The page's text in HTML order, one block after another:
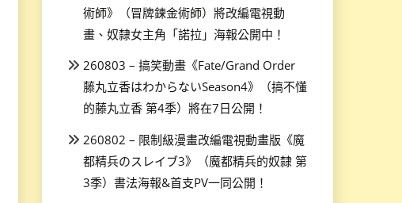
術師》（冒牌鍊金術師）將改編電視動
畫、奴隸女主角「諾拉」海報公開中！
260803 – 搞笑動畫《Fate/Grand Order
藤丸立香はわからないSeason4》（搞不懂
的藤丸立香 第4季）將在7日公開！
260802 – 限制級漫畫改編電視動畫版《魔
都精兵のスレイブ3》（魔都精兵的奴隸 第
3季）書法海報&首支PV一同公開！